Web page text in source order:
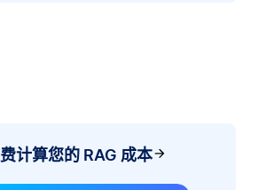
计算您的 RAG 成本